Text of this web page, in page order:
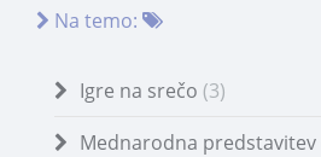
Na temo:
Igre na srečo (3)
Mednarodna predstavitev